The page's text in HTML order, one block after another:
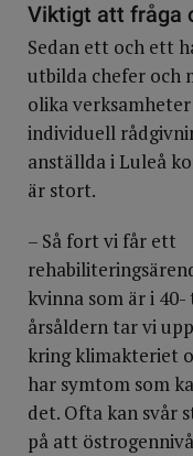
Viktigt att fråga
Sedan ett och ett
utbilda chefer och
olika
individuell
anställda i Luleå
är stort.
– Så fort vi får ett
kvinna som är i
årsåldern tar vi
kring klimakteriet
har symtom som
det. Ofta kan svår
på att